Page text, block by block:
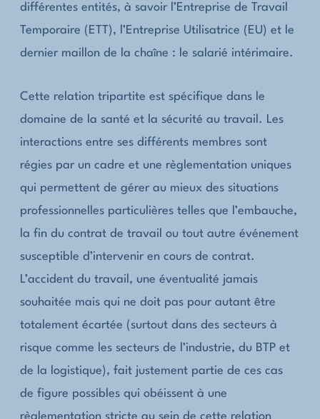
différentes entités, à savoir l’Entreprise de Travail
Temporaire (ETT), l’Entreprise Utilisatrice (EU) et le
dernier maillon de la chaîne : le salarié intérimaire.
Cette relation tripartite est spécifique dans le
domaine de la santé et la sécurité au travail. Les
interactions entre ses différents membres sont
régies par un cadre et une règlementation uniques
qui permettent de gérer au mieux des situations
professionnelles particulières telles que l’embauche,
la fin du contrat de travail ou tout autre événement
susceptible d’intervenir en cours de contrat.
L’accident du travail, une éventualité jamais
souhaitée mais qui ne doit pas pour autant être
totalement écartée (surtout dans des secteurs à
risque comme les secteurs de l’industrie, du BTP et
de la logistique), fait justement partie de ces cas
de figure possibles qui obéissent à une